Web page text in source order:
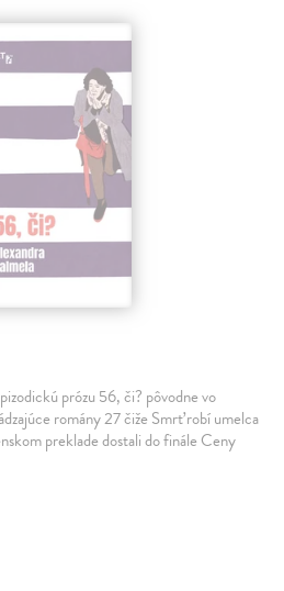
prózu 56, či? pôvodne vo
romány 27 čiže Smrť robí umelca
preklade dostali do finále Ceny